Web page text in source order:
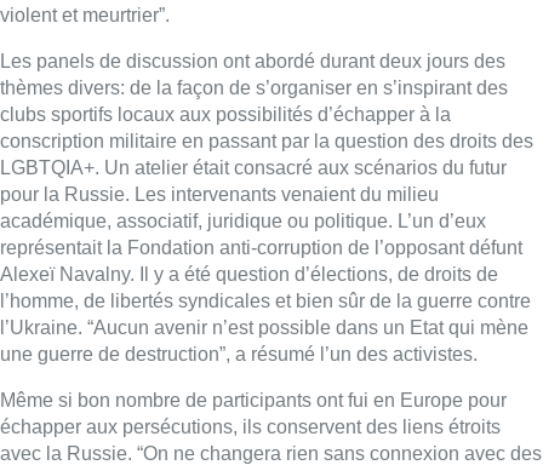
violent et meurtrier”.
Les panels de discussion ont abordé durant deux jours des
thèmes divers: de la façon de s’organiser en s’inspirant des
clubs sportifs locaux aux possibilités d’échapper à la
conscription militaire en passant par la question des droits des
LGBTQIA+. Un atelier était consacré aux scénarios du futur
pour la Russie. Les intervenants venaient du milieu
académique, associatif, juridique ou politique. L’un d’eux
représentait la Fondation anti-corruption de l’opposant défunt
Alexeï Navalny. Il y a été question d’élections, de droits de
l’homme, de libertés syndicales et bien sûr de la guerre contre
l’Ukraine. “Aucun avenir n’est possible dans un Etat qui mène
une guerre de destruction”, a résumé l’un des activistes.
Même si bon nombre de participants ont fui en Europe pour
échapper aux persécutions, ils conservent des liens étroits
avec la Russie. “On ne changera rien sans connexion avec des